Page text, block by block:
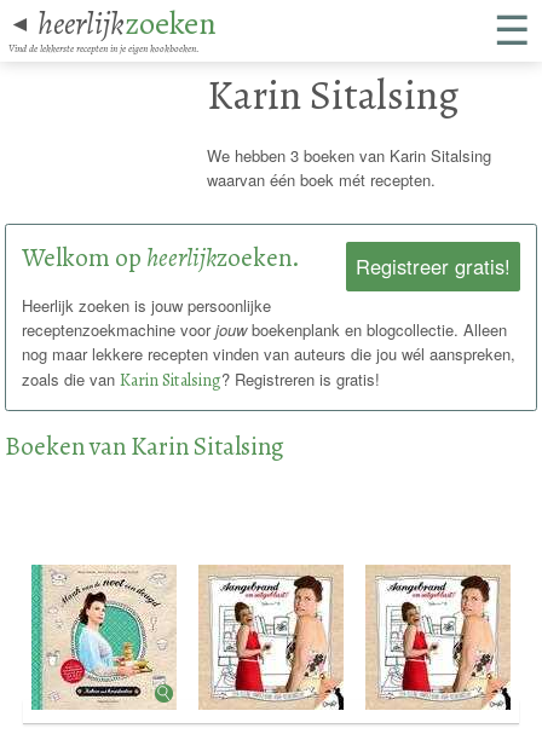
◄ heerlijkzoeken
Vind de lekkerste recepten in je eigen kookboeken. ☰
Karin Sitalsing
We hebben 3 boeken van Karin Sitalsing
waarvan één boek mét recepten.
Registreer gratis!
Welkom op heerlijkzoeken.
Heerlijk zoeken is jouw persoonlijke
receptenzoekmachine voorjouwboekenplank en blogcollectie. Alleen
nog maar lekkere recepten vinden van auteurs die jou wél aanspreken,
zoals die van Karin Sitalsing? Registreren is gratis!
Boeken van Karin Sitalsing